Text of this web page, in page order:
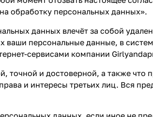
обработку персональных данных».
данных влечёт за собой
ваши персональные данные, в
сервисами компании
точной и достоверной, а также
и интересы третьих лиц. Вся